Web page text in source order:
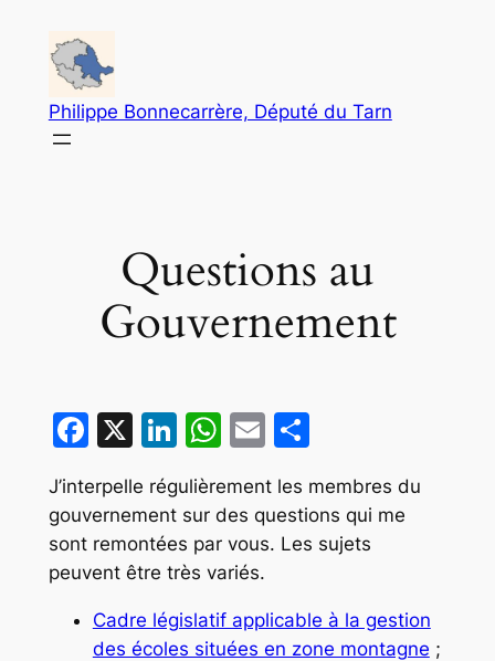
contenu
Philippe Bonnecarrère, Député du Tarn
Questions au
Gouvernement
Facebook
X LinkedIn
WhatsApp
EmailPartager
J’interpelle régulièrement les membres du
gouvernement sur des questions qui me
sont remontées par vous. Les sujets
peuvent être très variés.
Cadre législatif applicable à la gestion
des écoles situées en zone montagne ;